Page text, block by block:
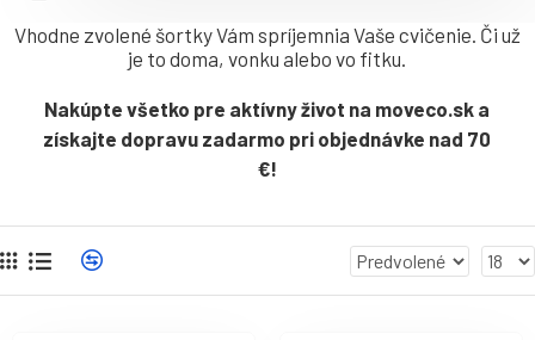
Vhodne zvolené šortky Vám spríjemnia Vaše cvičenie. Či už
je to doma, vonku alebo vo fitku.
Nakúpte všetko pre aktívny život na moveco.sk a
získajte dopravu zadarmo pri objednávke nad 70
€!